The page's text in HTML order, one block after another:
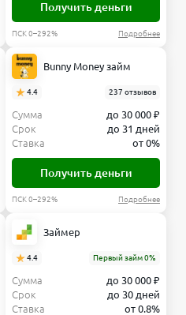
Получить деньги
ПСК 0–292% Подробнее
Bunny Money займ
4.4 237 отзывов
Сумма
до 30 000 ₽
Срок
до 31 дней
Ставка
от 0%
Получить деньги
ПСК 0–292% Подробнее
Займер
4.4 Первый займ 0%
Сумма
до 30 000 ₽
Срок
до 30 дней
Ставка
от 0.8%